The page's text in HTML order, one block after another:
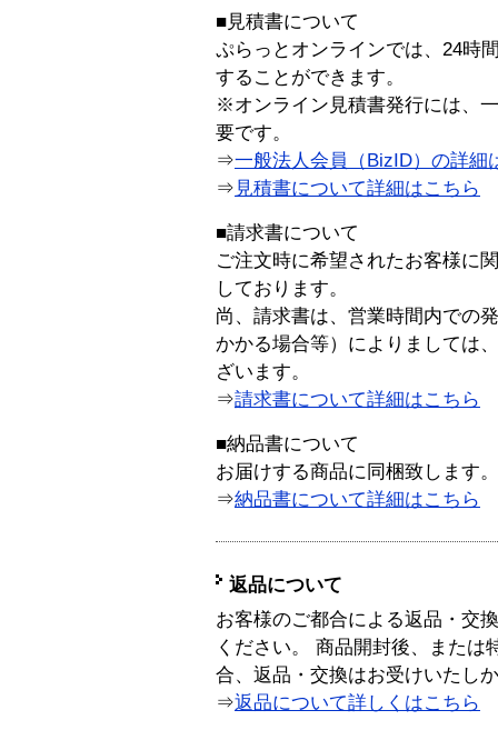
■見積書について
ぷらっとオンラインでは、24時
することができます。
※オンライン見積書発行には、
要です。
⇒一般法人会員（BizID）の詳細
⇒ 見積書について詳細はこちら
■請求書について
ご注文時に希望されたお客様に
しております。
尚、請求書は、営業時間内での
かかる場合等）によりましては
ざいます。
⇒請求書について詳細はこちら
■納品書について
お届けする商品に同梱致します。
⇒納品書について詳細はこちら
返品について
お客様のご都合による返品・交
ください。 商品開封後、または
合、返品・交換はお受けいたし
⇒返品について詳しくはこちら